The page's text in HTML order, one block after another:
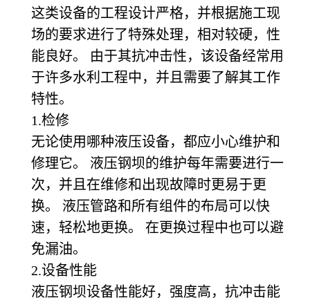
这类设备的工程设计严格，并根据施工现
场的要求进行了特殊处理，相对较硬，性
能良好。 由于其抗冲击性，该设备经常用
于许多水利工程中，并且需要了解其工作
特性。
1.检修
无论使用哪种液压设备，都应小心维护和
修理它。 液压钢坝的维护每年需要进行一
次，并且在维修和出现故障时更易于更
换。 液压管路和所有组件的布局可以快
速，轻松地更换。 在更换过程中也可以避
免漏油。
2.设备性能
液压钢坝设备性能好，强度高，抗冲击能